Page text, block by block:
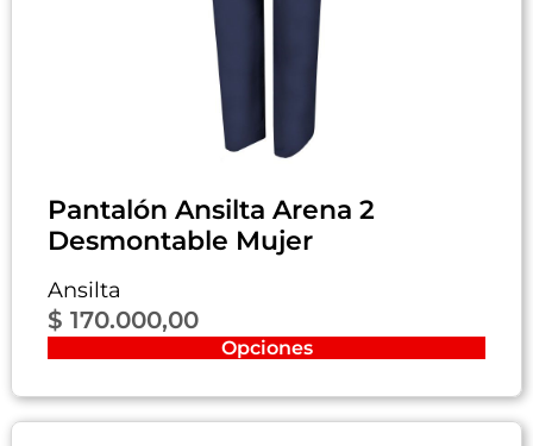
Pantalón Ansilta Arena 2
Desmontable Mujer
Ansilta
$ 170.000,00
Opciones